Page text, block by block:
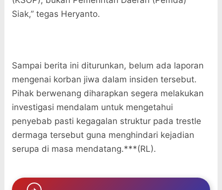
Siak,” tegas Heryanto.
Sampai berita ini diturunkan, belum ada laporan
mengenai korban jiwa dalam insiden tersebut.
Pihak berwenang diharapkan segera melakukan
investigasi mendalam untuk mengetahui
penyebab pasti kegagalan struktur pada trestle
dermaga tersebut guna menghindari kejadian
serupa di masa mendatang.***(RL).